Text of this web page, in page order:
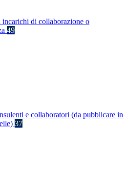
di collaborazione o
49
e collaboratori (da pubblicare in
37